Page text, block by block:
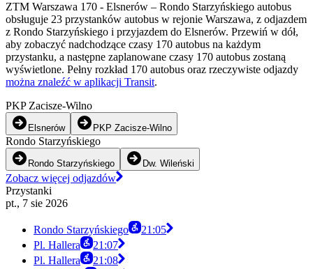
ZTM Warszawa 170 - Elsnerów – Rondo Starzyńskiego autobus
obsługuje 23 przystanków autobus w rejonie Warszawa, z odjazdem
z Rondo Starzyńskiego i przyjazdem do Elsnerów. Przewiń w dół,
aby zobaczyć nadchodzące czasy 170 autobus na każdym
przystanku, a następne zaplanowane czasy 170 autobus zostaną
wyświetlone. Pełny rozkład 170 autobus oraz rzeczywiste odjazdy
można znaleźć w aplikacji Transit.
PKP Zacisze-Wilno
Elsnerów PKP Zacisze-Wilno
Rondo Starzyńskiego
Rondo Starzyńskiego Dw. Wileński
Zobacz więcej odjazdów
Przystanki
pt., 7 sie 2026
Rondo Starzyńskiego
21:05
Pl. Hallera
21:07
Pl. Hallera
21:08